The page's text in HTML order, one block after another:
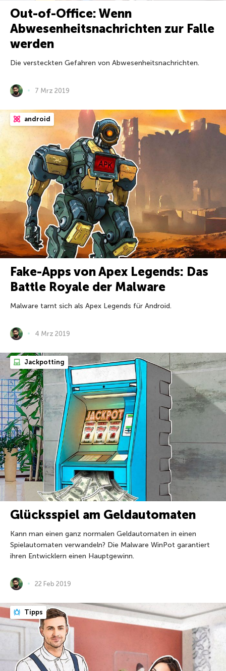
Out-of-Office: Wenn
Abwesenheitsnachrichten zur Falle
werden
Die versteckten Gefahren von Abwesenheitsnachrichten.
7 Mrz 2019
android
Fake-Apps von Apex Legends: Das
Battle Royale der Malware
Malware tarnt sich als Apex Legends für Android.
4 Mrz 2019
Jackpotting
Glücksspiel am Geldautomaten
Kann man einen ganz normalen Geldautomaten in einen
Spielautomaten verwandeln? Die Malware WinPot garantiert
ihren Entwicklern einen Hauptgewinn.
22 Feb 2019
Tipps